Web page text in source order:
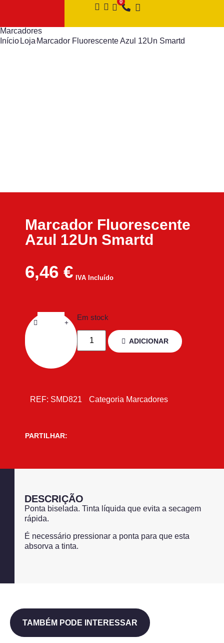
Marcadores
Início Loja Marcador Fluorescente Azul 12Un Smartd
Marcador Fluorescente
Azul 12Un Smartd
6,46 € IVA Incluído
Em stock
ADICIONAR
REF: SMD821 Categoria Marcadores
PARTILHAR:
DESCRIÇÃO
Ponta biselada. Tinta líquida que evita a secagem
rápida.
É necessário pressionar a ponta para que esta
absorva a tinta.
TAMBÉM PODE INTERESSAR